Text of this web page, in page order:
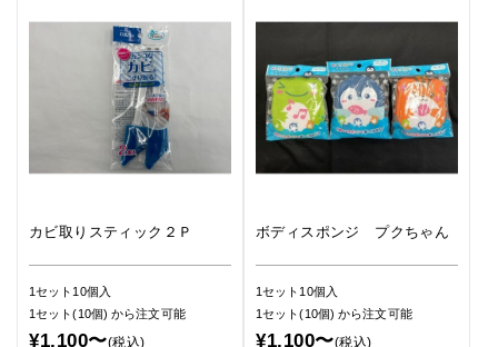
カビ取りスティック２Ｐ
1セット10個入
1セット(10個)から注文可能
¥1,100〜(税込)
ボディスポンジ プクちゃん
1セット10個入
1セット(10個)から注文可能
¥1,100〜(税込)